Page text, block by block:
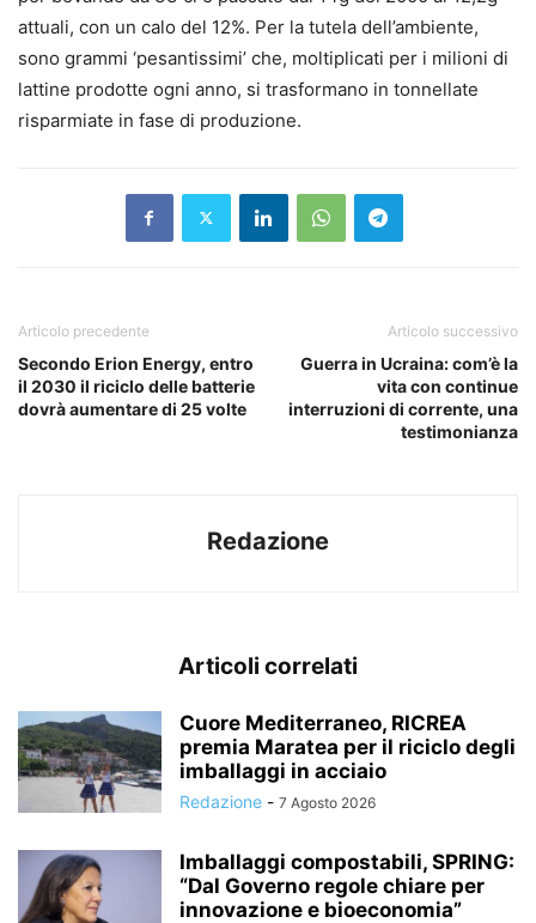
attuali, con un calo del 12%. Per la tutela dell’ambiente,
sono grammi ‘pesantissimi’ che, moltiplicati per i milioni di
lattine prodotte ogni anno, si trasformano in tonnellate
risparmiate in fase di produzione.
Articolo precedente
Secondo Erion Energy, entro
il 2030 il riciclo delle batterie
dovrà aumentare di 25 volte
Articolo successivo
Guerra in Ucraina: com’è la
vita con continue
interruzioni di corrente, una
testimonianza
Redazione
Articoli correlati
Cuore Mediterraneo, RICREA
premia Maratea per il riciclo degli
imballaggi in acciaio
Redazione - 7 Agosto 2026
Imballaggi compostabili, SPRING:
“Dal Governo regole chiare per
innovazione e bioeconomia”